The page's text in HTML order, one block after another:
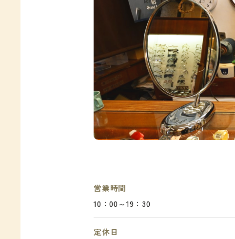
営業時間
10：00～19：30
定休日